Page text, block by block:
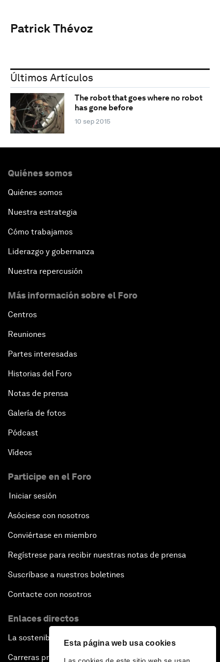
Esta página web usa cookies
Patrick Thévoz
Últimos Artículos
The robot that goes where no robot
has gone before
10 sep 2015
Quiénes somos
Quiénes somos
Nuestra estrategia
Cómo trabajamos
Liderazgo y gobernanza
Nuestra repercusión
Más información sobre el Foro
Centros
Reuniones
Partes interesadas
Historias del Foro
Notas de prensa
Galería de fotos
Pódcast
Vídeos
Participe en el Foro
Iniciar sesión
Asóciese con nosotros
Conviértase en miembro
Regístrese para recibir nuestras notas de prensa
Suscríbase a nuestros boletines
Contacte con nosotros
Enlaces directos
La sostenibilidad en el Foro
Carreras profesionales